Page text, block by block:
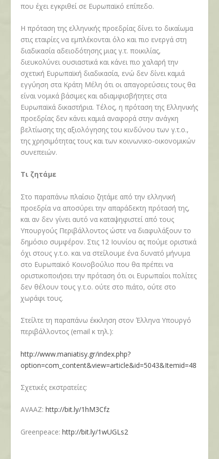
που έχει εγκριθεί σε Ευρωπαϊκό επίπεδο.
Η πρόταση της ελληνικής προεδρίας δίνει το δικαίωμα
στις εταιρίες να εμπλέκονται όλο και πιο ενεργά στη
διαδικασία αδειοδότησης μιας γ.τ. ποικιλίας,
διευκολύνει ουσιαστικά και κάνει πιο χαλαρή την
σχετική Ευρωπαϊκή διαδικασία, ενώ δεν δίνει καμιά
εγγύηση στα Κράτη Μέλη ότι οι απαγορεύσεις τους θα
είναι νομικά βάσιμες και αδιαμφισβήτητες στα
Ευρωπαϊκά δικαστήρια. Τέλος, η πρόταση της Ελληνικής
προεδρίας δεν κάνει καμιά αναφορά στην ανάγκη
βελτίωσης της αξιολόγησης του κινδύνου των γ.τ.ο.,
της χρησιμότητας τους και των κοινωνικο-οικονομικών
συνεπειών.
Τι ζητάμε
Στο παραπάνω πλαίσιο ζητάμε από την ελληνική
προεδρία να αποσύρει την απαράδεκτη πρότασή της,
και αν δεν γίνει αυτό να καταψηφιστεί από τους
Υπουργούς Περιβάλλοντος ώστε να διαφυλάξουν το
δημόσιο συμφέρον. Στις 12 Ιουνίου ας πούμε οριστικά
όχι στους γ.τ.ο. και να στείλουμε ένα δυνατό μήνυμα
στο Ευρωπαϊκό Κοινοβούλιο που θα πρέπει να
οριστικοποιήσει την πρόταση ότι οι Ευρωπαίοι πολίτες
δεν θέλουν τους γ.τ.ο. ούτε στο πιάτο, ούτε στο
χωράφι τους.
Στείλτε τη παραπάνω έκκληση στον Έλληνα Υπουργό
περιβάλλοντος (email κ τηλ.):
http://www.maniatisy.gr/index.php?
option=com_content&view=article&id=5043&Itemid=48
Σχετικές εκστρατείες:
AVAAZ:http://bit.ly/1hM3Cfz
Greenpeace:http://bit.ly/1wUGLs2